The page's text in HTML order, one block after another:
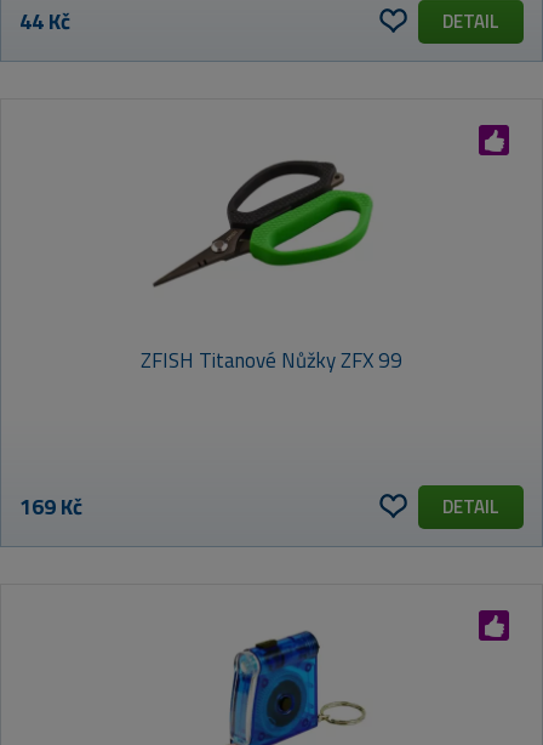
44 Kč DETAIL
ZFISH Titanové Nůžky ZFX 99
169 Kč DETAIL